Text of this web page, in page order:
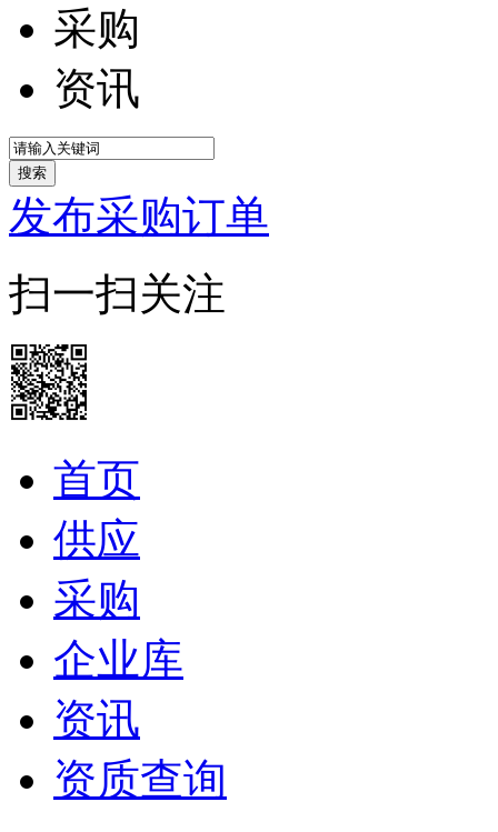
采购
资讯
搜索
发布采购订单
扫一扫关注
首页
供应
采购
企业库
资讯
资质查询